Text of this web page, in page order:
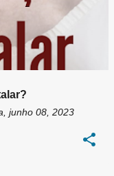
junho 08, 2023